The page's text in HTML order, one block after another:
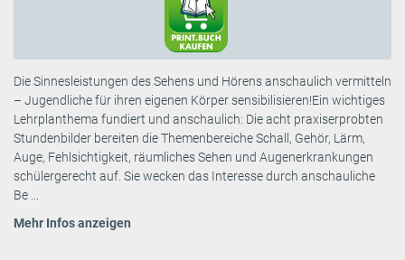
Die Sinnesleistungen des Sehens und Hörens anschaulich vermitteln
– Jugendliche für ihren eigenen Körper sensibilisieren!Ein wichtiges
Lehrplanthema fundiert und anschaulich: Die acht praxiserprobten
Stundenbilder bereiten die Themenbereiche Schall, Gehör, Lärm,
Auge, Fehlsichtigkeit, räumliches Sehen und Augenerkrankungen
schülergerecht auf. Sie wecken das Interesse durch anschauliche
Be ...
Mehr Infos anzeigen